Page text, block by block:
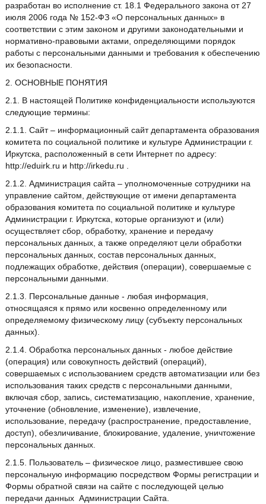
разработан во исполнение ст. 18.1 Федерального закона от 27
июля 2006 года № 152-ФЗ «О персональных данных» в
соответствии с этим законом и другими законодательными и
нормативно-правовыми актами, определяющими порядок
работы с персональными данными и требования к обеспечению
их безопасности.
2. ОСНОВНЫЕ ПОНЯТИЯ
2.1. В настоящей Политике конфиденциальности используются
следующие термины:
2.1.1. Сайт – информационный сайт департамента образования
комитета по социальной политике и культуре Администрации г.
Иркутска, расположенный в сети Интернет по адресу:
http://eduirk.ru и http://irkedu.ru .
2.1.2. Администрация сайта – уполномоченные сотрудники на
управление сайтом, действующие от имени департамента
образования комитета по социальной политике и культуре
Администрации г. Иркутска, которые организуют и (или)
осуществляет сбор, обработку, хранение и передачу
персональных данных, а также определяют цели обработки
персональных данных, состав персональных данных,
подлежащих обработке, действия (операции), совершаемые с
персональными данными.
2.1.3. Персональные данные - любая информация,
относящаяся к прямо или косвенно определенному или
определяемому физическому лицу (субъекту персональных
данных).
2.1.4. Обработка персональных данных - любое действие
(операция) или совокупность действий (операций),
совершаемых с использованием средств автоматизации или без
использования таких средств с персональными данными,
включая сбор, запись, систематизацию, накопление, хранение,
уточнение (обновление, изменение), извлечение,
использование, передачу (распространение, предоставление,
доступ), обезличивание, блокирование, удаление, уничтожение
персональных данных.
2.1.5. Пользователь – физическое лицо, разместившее свою
персональную информацию посредством Формы регистрации и
Формы обратной связи на сайте с последующей целью
передачи данных Администрации Сайта.